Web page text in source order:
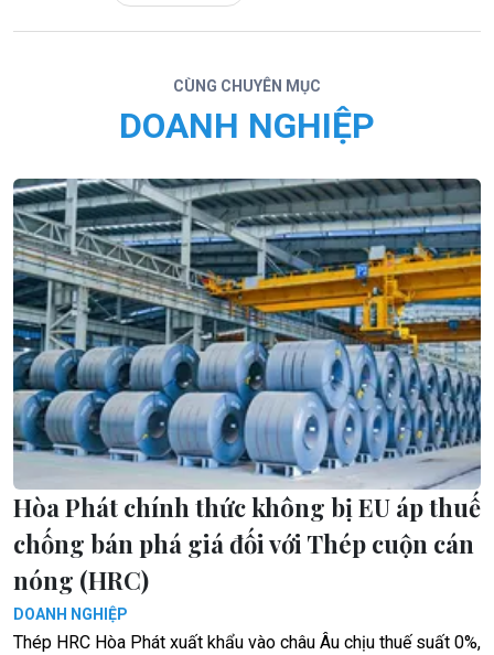
CÙNG CHUYÊN MỤC
DOANH NGHIỆP
Hòa Phát chính thức không bị EU áp thuế
chống bán phá giá đối với Thép cuộn cán
nóng (HRC)
DOANH NGHIỆP
Thép HRC Hòa Phát xuất khẩu vào châu Âu chịu thuế suất 0%,